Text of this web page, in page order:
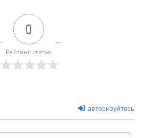
0
Рейтинг статьи
авторизуйтесь